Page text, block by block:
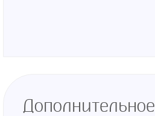
Дополнительное